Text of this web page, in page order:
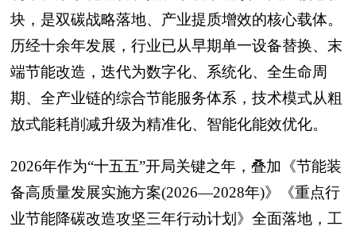
块，是双碳战略落地、产业提质增效的核心载体。
历经十余年发展，行业已从早期单一设备替换、末
端节能改造，迭代为数字化、系统化、全生命周
期、全产业链的综合节能服务体系，技术模式从粗
放式能耗削减升级为精准化、智能化能效优化。
2026年作为“十五五”开局关键之年，叠加《节能装
备高质量发展实施方案(2026—2028年)》《重点行
业节能降碳改造攻坚三年行动计划》全面落地，工